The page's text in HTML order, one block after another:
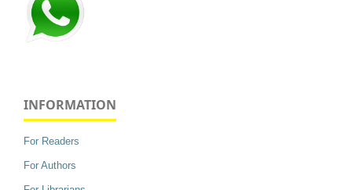
INFORMATION
For Readers
For Authors